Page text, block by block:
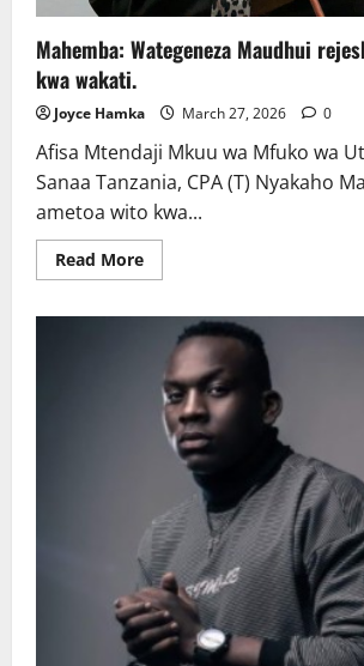
Mahemba: Wategeneza Maudhui
kwa wakati.
Joyce Hamka March 27, 2026 0
Afisa Mtendaji Mkuu wa Mfuko wa
Sanaa Tanzania, CPA (T) Nyakaho
ametoa wito kwa...
Read MoreRead
more
Wategeneza
Maudhui
rejesheni
mikopo
kwa
wakati.